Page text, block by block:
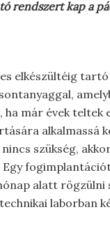
rendszert kap a
elkészültéig
már évek
alkalmassá
szükség,
alatt
laborban